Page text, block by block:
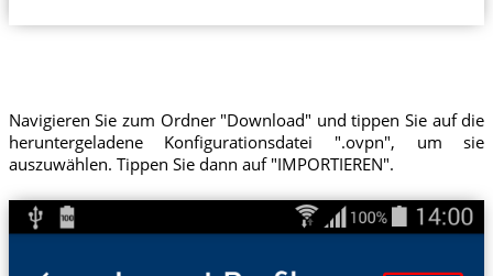
Navigieren Sie zum Ordner "Download" und tippen Sie auf die
heruntergeladene Konfigurationsdatei ".ovpn", um sie
auszuwählen. Tippen Sie dann auf "IMPORTIEREN".